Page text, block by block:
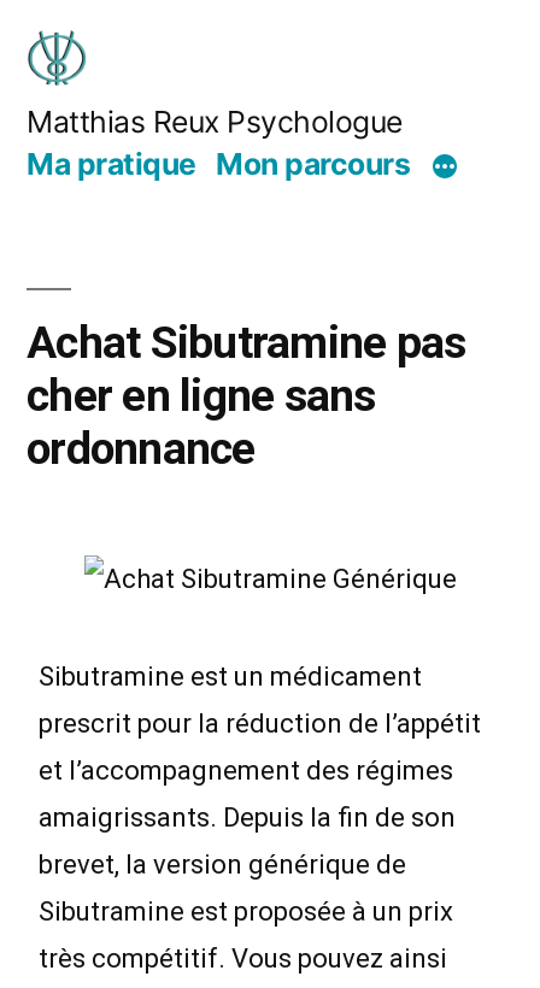
Matthias Reux Psychologue
Ma pratique Mon parcours
Achat Sibutramine pas
cher en ligne sans
ordonnance
Sibutramine est un médicament
prescrit pour la réduction de l’appétit
et l’accompagnement des régimes
amaigrissants. Depuis la fin de son
brevet, la version générique de
Sibutramine est proposée à un prix
très compétitif. Vous pouvez ainsi